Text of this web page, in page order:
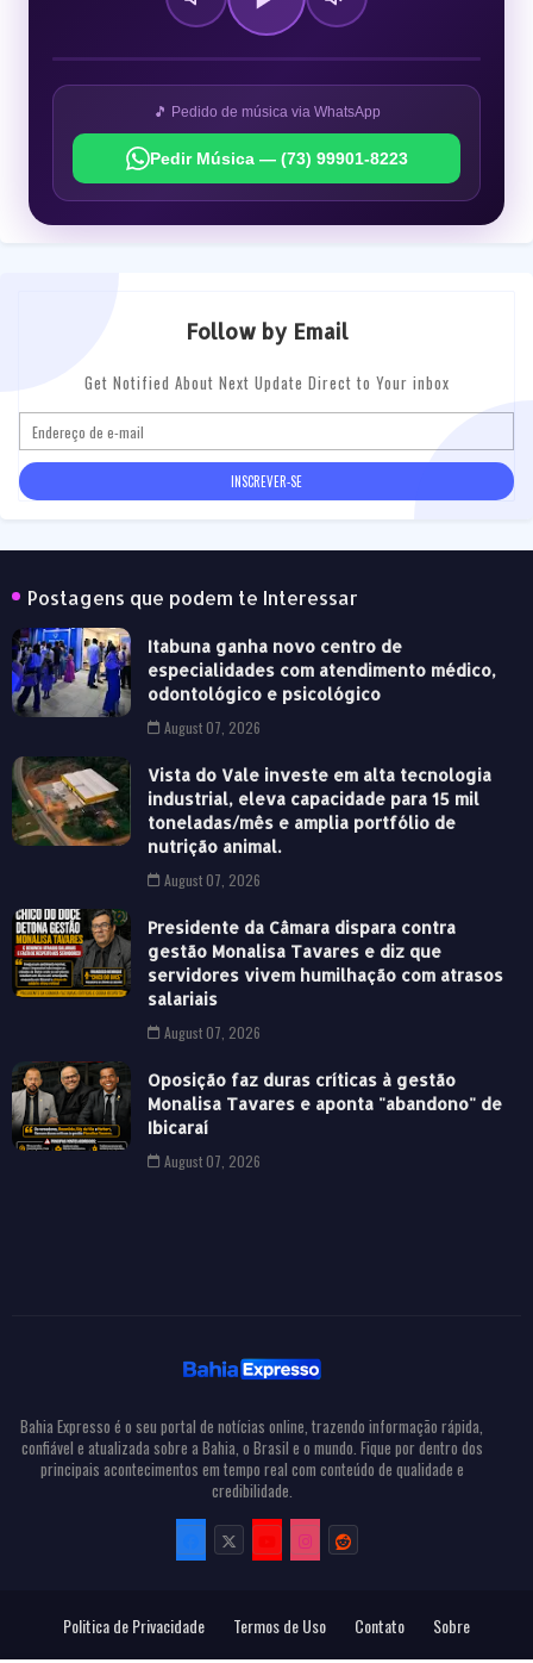
🎵 Pedido de música via WhatsApp
Pedir Música — (73) 99901-8223
Follow by Email
Get Notified About Next Update Direct to Your inbox
Postagens que podem te Interessar
Itabuna ganha novo centro de
especialidades com atendimento médico,
odontológico e psicológico
August 07, 2026
Vista do Vale investe em alta tecnologia
industrial, eleva capacidade para 15 mil
toneladas/mês e amplia portfólio de
nutrição animal.
August 07, 2026
Presidente da Câmara dispara contra
gestão Monalisa Tavares e diz que
servidores vivem humilhação com atrasos
salariais
August 07, 2026
Oposição faz duras críticas à gestão
Monalisa Tavares e aponta "abandono" de
Ibicaraí
August 07, 2026
Bahia Expresso é o seu portal de notícias online, trazendo informação rápida,
confiável e atualizada sobre a Bahia, o Brasil e o mundo. Fique por dentro dos
principais acontecimentos em tempo real com conteúdo de qualidade e
credibilidade.
Politica de Privacidade Termos de Uso Contato Sobre